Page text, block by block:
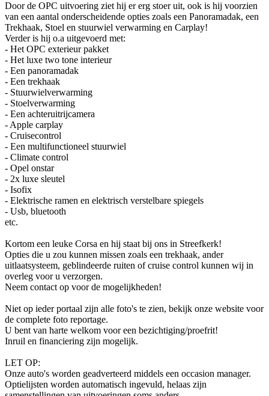
Door de OPC uitvoering ziet hij er erg stoer uit, ook is hij voorzien
van een aantal onderscheidende opties zoals een Panoramadak, een
Trekhaak, Stoel en stuurwiel verwarming en Carplay!
Verder is hij o.a uitgevoerd met:
- Het OPC exterieur pakket
- Het luxe two tone interieur
- Een panoramadak
- Een trekhaak
- Stuurwielverwarming
- Stoelverwarming
- Een achteruitrijcamera
- Apple carplay
- Cruisecontrol
- Een multifunctioneel stuurwiel
- Climate control
- Opel onstar
- 2x luxe sleutel
- Isofix
- Elektrische ramen en elektrisch verstelbare spiegels
- Usb, bluetooth
etc.
Kortom een leuke Corsa en hij staat bij ons in Streefkerk!
Opties die u zou kunnen missen zoals een trekhaak, ander
uitlaatsysteem, geblindeerde ruiten of cruise control kunnen wij in
overleg voor u verzorgen.
Neem contact op voor de mogelijkheden!
Niet op ieder portaal zijn alle foto's te zien, bekijk onze website voor
de complete foto reportage.
U bent van harte welkom voor een bezichtiging/proefrit!
Inruil en financiering zijn mogelijk.
LET OP:
Onze auto's worden geadverteerd middels een occasion manager.
Optielijsten worden automatisch ingevuld, helaas zijn